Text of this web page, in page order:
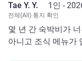
Tae Y. Y. 1인 -
전체(All) 통지 확인
몇 년 간 숙박비가
아니고 조식 메뉴가